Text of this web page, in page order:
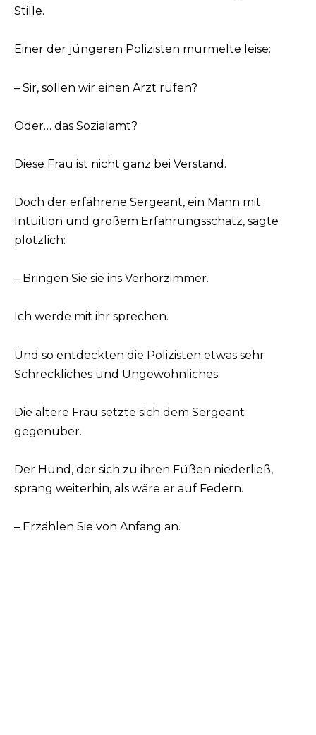
Stille.
Einer der jüngeren Polizisten murmelte leise:
– Sir, sollen wir einen Arzt rufen?
Oder… das Sozialamt?
Diese Frau ist nicht ganz bei Verstand.
Doch der erfahrene Sergeant, ein Mann mit
Intuition und großem Erfahrungsschatz, sagte
plötzlich:
– Bringen Sie sie ins Verhörzimmer.
Ich werde mit ihr sprechen.
Und so entdeckten die Polizisten etwas sehr
Schreckliches und Ungewöhnliches.
Die ältere Frau setzte sich dem Sergeant
gegenüber.
Der Hund, der sich zu ihren Füßen niederließ,
sprang weiterhin, als wäre er auf Federn.
– Erzählen Sie von Anfang an.